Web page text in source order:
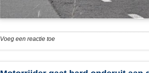
Voeg een reactie toe